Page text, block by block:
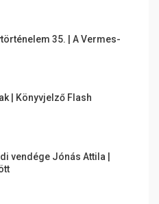
35. | A Vermes-
| Könyvjelző Flash
vendége Jónás Attila |